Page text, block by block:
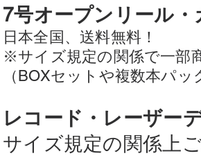
7号オープンリール
日本全国、送料無料！
※サイズ規定の関係で一部
（BOXセットや複数本パ
レコード・レーザー
サイズ規定の関係上